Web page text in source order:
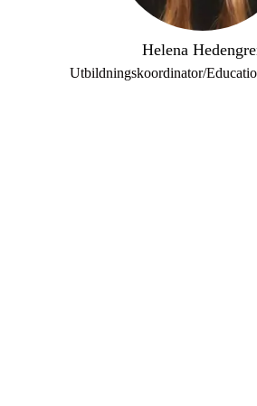
Helena
Utbildningskoordinator/